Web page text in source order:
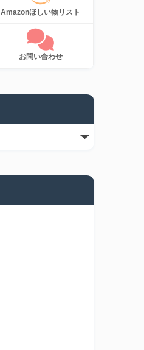
Amazonほしい物リスト
お問い合わせ